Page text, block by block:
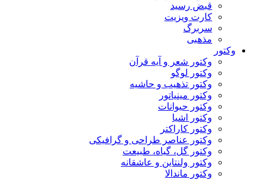
قبض رسید
کارت ویزیت
سربرگ
مذهبی
وکتور
وکتور شعر و آیه قرآن
وکتور لوگو
وکتور تذهیب و حاشیه
وکتور مینیاتور
وکتور حیوانات
وکتور اشیا
وکتور کاراکتر
وکتور عناصر طراحی و گرافیکی
وکتور گل، گیاه، طبیعت
وکتور ولنتاین و عاشقانه
وکتور ماندالا